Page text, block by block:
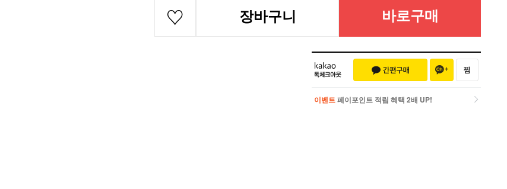
장바구니 바로구매
이벤트 페이포인트 적립 혜택 2배 UP!